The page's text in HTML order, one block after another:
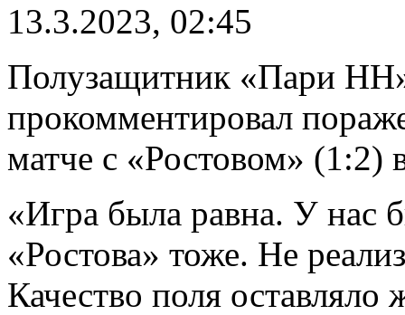
13.3.2023, 02:45
Полузащитник «Пари
прокомментировал
матче с «Ростовом»
«Игра была равна. У нас
«Ростова» тоже. Не
Качество поля оставляло